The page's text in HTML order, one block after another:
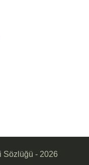
Sözlüğü - 2026